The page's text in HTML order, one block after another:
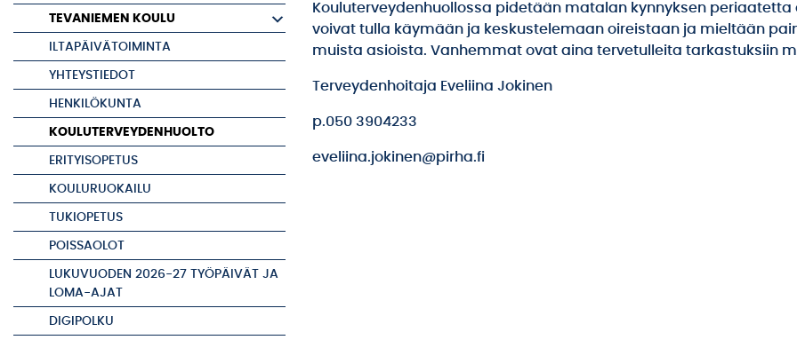
TEVANIEMEN KOULU
ILTAPÄIVÄTOIMINTA
YHTEYSTIEDOT
HENKILÖKUNTA
KOULUTERVEYDENHUOLTO
ERITYISOPETUS
KOULURUOKAILU
TUKIOPETUS
POISSAOLOT
LUKUVUODEN 2026-27 TYÖPÄIVÄT JA
LOMA-AJAT
DIGIPOLKU
Kouluterveydenhuollossa pidetään matalan kynnyksen periaatetta
voivat tulla käymään ja keskustelemaan oireistaan ja mieltään
muista asioista. Vanhemmat ovat aina tervetulleita tarkastuksiin
Terveydenhoitaja Eveliina Jokinen
p.050 3904233
eveliina.jokinen@pirha.fi